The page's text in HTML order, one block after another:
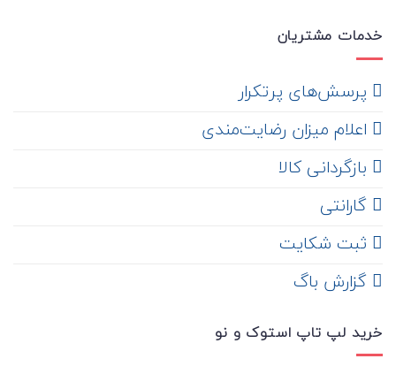
خدمات مشتریان
‌ پرسش‌های پرتکرار
اعلام میزان رضایت‌مندی
‌ بازگردانی کالا
گارانتی
ثبت شکایت
‌ گزارش باگ
خرید لپ تاپ استوک و نو